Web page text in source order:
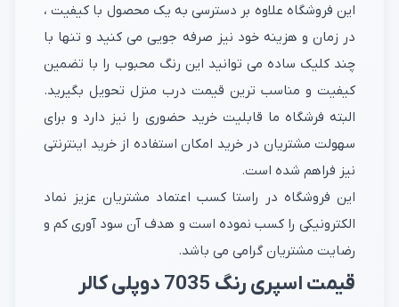
این فروشگاه علاوه بر دسترسی به یک محصول با کیفیت ،
در زمان و هزینه خود نیز صرفه جویی می کنید و تنها با
چند کلیک ساده می توانید این رنگ محبوب را با تضمین
کیفیت و مناسب ترین قیمت درب منزل تحویل بگیرید.
البته فرشگاه ما قابلیت خرید حضوری را نیز دارد و برای
سهولت مشتریان در خرید امکان استفاده از خرید اینترنتی
نیز فراهم شده است.
این فروشگاه در راستا کسب اعتماد مشتریان عزیز نماد
الکترونیکی را کسب نموده است و هدف آن سود آوری کم و
رضایت مشتریان گرامی می باشد.
قیمت اسپری رنگ 7035 دوپلی کالر